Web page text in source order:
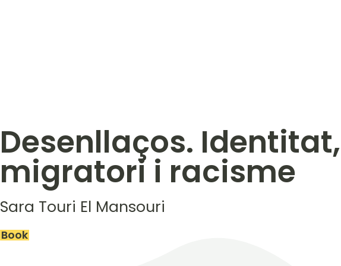
Desenllaços.
migratori i racisme
Sara Touri El Mansouri
Book